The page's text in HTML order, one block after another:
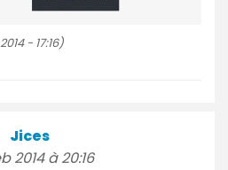
- 17:16)
Jices
2014 à 20:16